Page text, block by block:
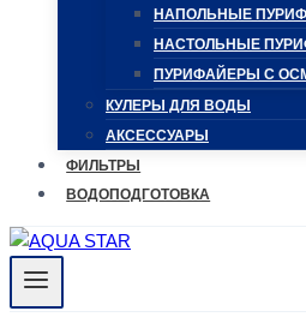
НАПОЛЬНЫЕ
НАСТОЛЬНЫЕ
ПУРИФАЙЕРЫ С
КУЛЕРЫ ДЛЯ ВОДЫ
АКСЕССУАРЫ
ФИЛЬТРЫ
ВОДОПОДГОТОВКА